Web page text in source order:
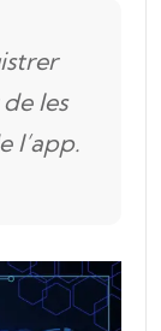
les
l’app.